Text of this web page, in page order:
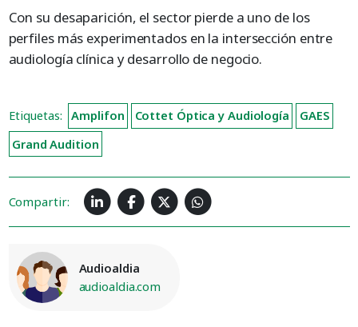
Con su desaparición, el sector pierde a uno de los
perfiles más experimentados en la intersección entre
audiología clínica y desarrollo de negocio.
Etiquetas: Amplifon Cottet Óptica y Audiología
GAES
Grand Audition
Compartir:
Audioaldia
audioaldia.com